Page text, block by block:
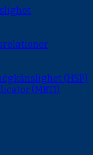
(HSP)
(MBTI)